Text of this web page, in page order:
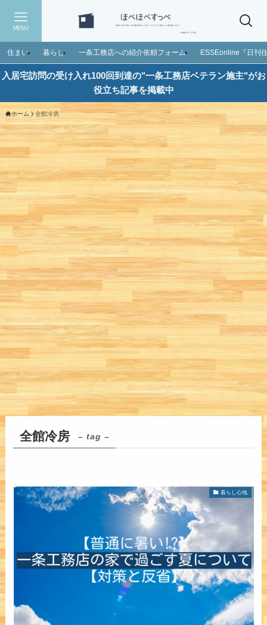
MENU
住まい 暮らし 一条工務店への紹介依頼フォーム ESSEonline『日刊
入居宅訪問の受け入れ100回到達の"一条工務店ベテラン施主"がお
役立ち記事を掲載中
ホーム 全館冷房
全館冷房 – tag –
暮らし心地